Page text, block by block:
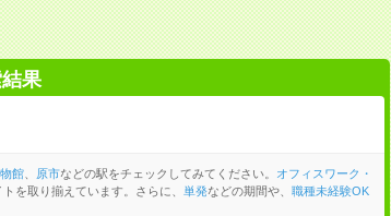
果
館、 原市などの駅をチェックしてみてください。
オフィスワーク・
を取り揃えています。さらに、 単発などの期間や、 職種未経験OK